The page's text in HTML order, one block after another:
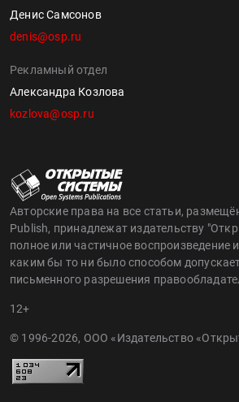
Денис Самсонов
denis@osp.ru
Рекламный отдел
Александра Козлова
kozlova@osp.ru
Авторские права на все статьи,
Publish, принадлежат издательству
полное или частичное воспроизведение
каким бы то ни было способом
письменного разрешения
12+
© 1996-2026, ООО «Издательство